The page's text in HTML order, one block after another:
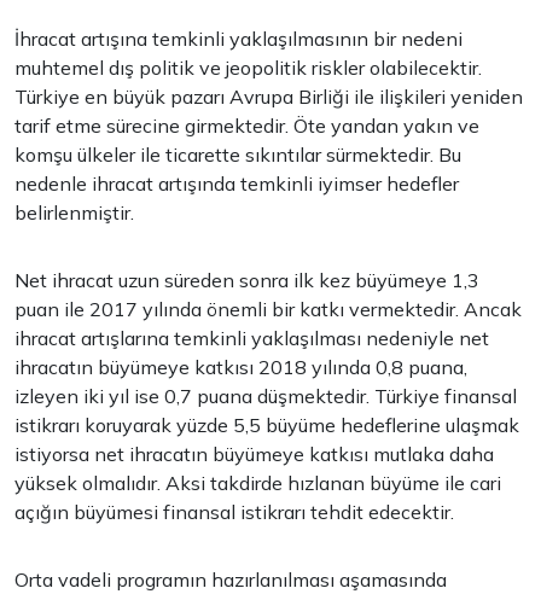
İhracat artışına temkinli yaklaşılmasının bir nedeni
muhtemel dış politik ve jeopolitik riskler olabilecektir.
Türkiye en büyük pazarı Avrupa Birliği ile ilişkileri yeniden
tarif etme sürecine girmektedir. Öte yandan yakın ve
komşu ülkeler ile ticarette sıkıntılar sürmektedir. Bu
nedenle ihracat artışında temkinli iyimser hedefler
belirlenmiştir.
Net ihracat uzun süreden sonra ilk kez büyümeye 1,3
puan ile 2017 yılında önemli bir katkı vermektedir. Ancak
ihracat artışlarına temkinli yaklaşılması nedeniyle net
ihracatın büyümeye katkısı 2018 yılında 0,8 puana,
izleyen iki yıl ise 0,7 puana düşmektedir. Türkiye finansal
istikrarı koruyarak yüzde 5,5 büyüme hedeflerine ulaşmak
istiyorsa net ihracatın büyümeye katkısı mutlaka daha
yüksek olmalıdır. Aksi takdirde hızlanan büyüme ile cari
açığın büyümesi finansal istikrarı tehdit edecektir.
Orta vadeli programın hazırlanılması aşamasında